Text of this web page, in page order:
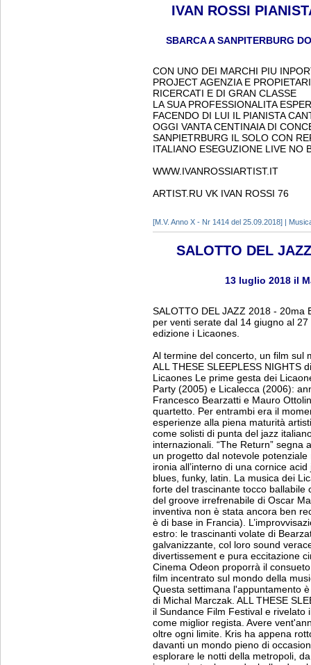
IVAN ROSSI
SBARCA A SANPITERBURG
CON UNO DEI MARCHI PIU
PROJECT AGENZIA E
RICERCATI E DI GRAN CLASSE
LA SUA PROFESSIONALITA
FACENDO DI LUI IL PIANISTA
OGGI VANTA CENTINAIA DI
SANPIETRBURG IL SOLO CON
ITALIANO ESEGUZIONE LIVE NO
WWW.IVANROSSIARTIST.IT
ARTIST.RU VK IVAN ROSSI 76
[M.V. Anno X - Nr 1414 del 25.09.2018] |
SALOTTO DEL
13 luglio 2018 il
SALOTTO DEL JAZZ 2018 - 20ma
per venti serate dal 14 giugno al
edizione i Licaones.
Al termine del concerto, un film sul
ALL THESE SLEEPLESS NIGHTS
Licaones Le prime gesta dei
Party (2005) e Licalecca (2006):
Francesco Bearzatti e Mauro
quartetto. Per entrambi era il
esperienze alla piena maturità
come solisti di punta del jazz
internazionali. “The Return”
un progetto dal notevole
ironia all’interno di una cornice
blues, funky, latin. La musica dei
forte del trascinante tocco ballabile
del groove irrefrenabile di Oscar
inventiva non è stata ancora ben
è di base in Francia).
estro: le trascinanti volate di
galvanizzante, col loro sound
divertissement e pura eccitazione
Cinema Odeon proporrà il
film incentrato sul mondo della
Questa settimana l'appuntamento
di Michal Marczak. ALL THESE
il Sundance Film Festival e
come miglior regista. Avere
oltre ogni limite. Kris ha appena
davanti un mondo pieno di
esplorare le notti della metropoli,